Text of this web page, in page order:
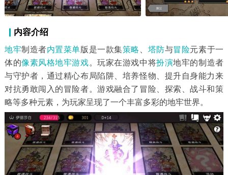
内容介绍
地牢制造者内置菜单版是一款集策略 塔防与冒险元素于一
体的像素风格地牢游戏。玩家在游戏中将扮演地牢的制造者
与守护者，通过精心布局陷阱、培养怪物、提升自身能力来
对抗勇敢闯入的冒险者。游戏融合了冒险、探索、战斗和策
略等多种元素，为玩家呈现了一个丰富多彩的地牢世界。